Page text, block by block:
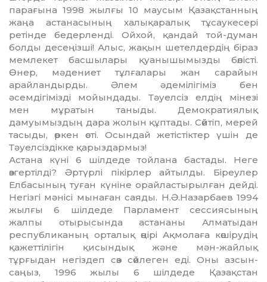
парағына 1998 жылғы 10 маусым Қазақстанның
жаңа астанасының халықаралық тұсаукесері
ретінде бедерленді. Ойхой, қандай той-думан
болды де­сеңізші! Алыс, жақын шетел­дер­дің біраз
мемлекет басшы­лары қуанышымызды бөлісті.
Өнер, мәдениет тұлғалары жан са­райын
арайландырды. Әлем әдемілігіміз бен
әсемдігімізді мойын­дады. Тәуелсіз елдің мі­не­зі
мен мұратын таныды. Де­мок­ратиялық
дамуымыздың дара жолын құптады. Сөйтіп, ме­рей
тасыды, өркен өсті. Осын­дай жетістіктер үшін де
Тәуел­сіз­дік­ке қарыздармыз!
Астана күні 6 шілдеде той­ла­на бастады. Неге
өзгертілді? Әр­түрлі пікірлер айтылды. Бі­реу­лер
Елбасының туған күніне орай­ластырылған дейді.
Негізгі мә­нісі мынаған саяды. Н.Ә.Назарбаев 1994
жылғы 6 шіл­­деде Парламент сессия­сы­ның
жалпы отырысында ас­та­на­ны Алматыдан
республиканың орталық өңірі Ақмолаға көшіру­дің
қажеттілігін қисындық және мән-жайлық
тұрғыдан негіздеп сөз сөйлеген еді. Оны азсын­
саңыз, 1996 жылы 6 шілдеде Қа­зақстан